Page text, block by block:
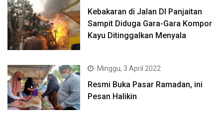
Kebakaran di Jalan DI Panjaitan
Sampit Diduga Gara-Gara Kompor
Kayu Ditinggalkan Menyala
Minggu, 3 April 2022
Resmi Buka Pasar Ramadan, ini
Pesan Halikin